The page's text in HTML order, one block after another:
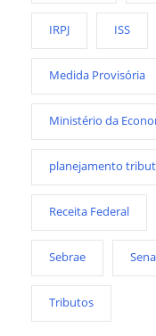
IRPJ ISS
Medida Provisória
Ministério da
planejamento
Receita Federal
Sebrae
Tributos